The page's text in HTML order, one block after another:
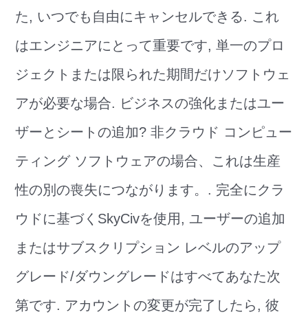
た, いつでも自由にキャンセルできる. これ
はエンジニアにとって重要です, 単一のプロ
ジェクトまたは限られた期間だけソフトウェ
アが必要な場合. ビジネスの強化またはユー
ザーとシートの追加? 非クラウド コンピュー
ティング ソフトウェアの場合、これは生産
性の別の喪失につながります。. 完全にクラ
ウドに基づくSkyCivを使用, ユーザーの追加
またはサブスクリプション レベルのアップ
グレード/ダウングレードはすべてあなた次
第です. アカウントの変更が完了したら, 彼